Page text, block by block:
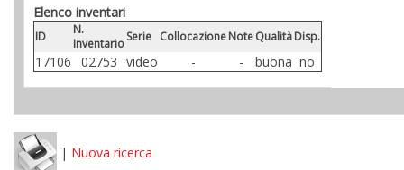
Elenco inventari
ID
N.
InventarioSerie CollocazioneNoteQualitàDisp.
17106 02753 video - - buona no
| Nuova ricerca